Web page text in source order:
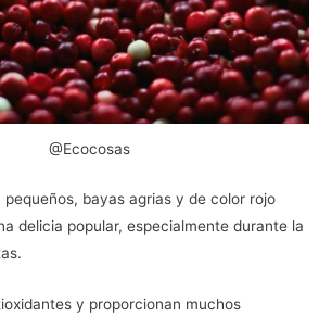
@Ecocosas
pequeños, bayas agrias y de color rojo
delicia popular, especialmente durante la
y proporcionan muchos